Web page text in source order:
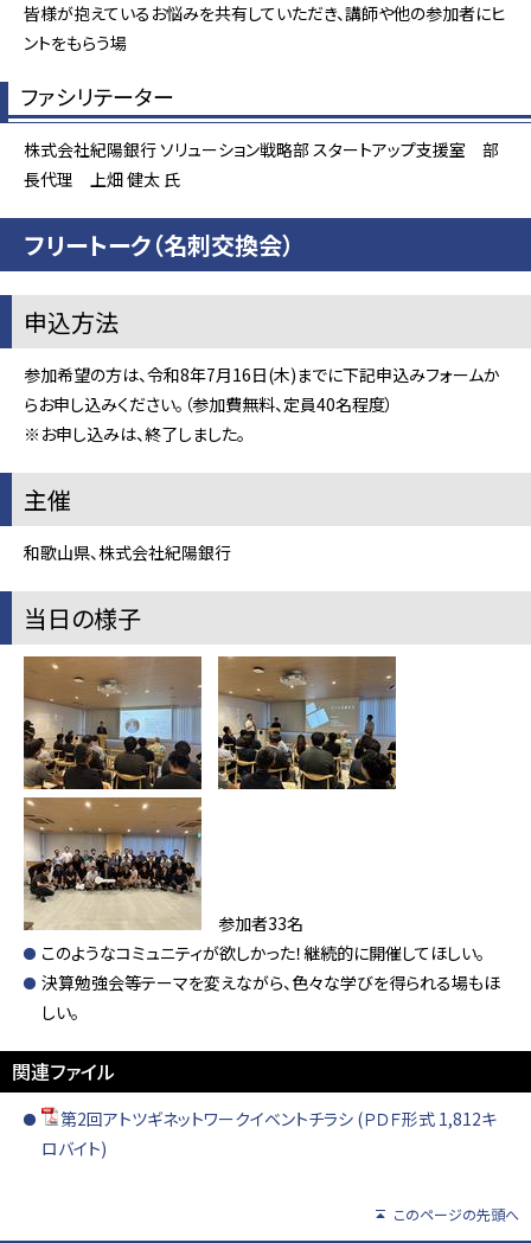
皆様が抱えているお悩みを共有していただき、講師や他の参加者にヒ
ントをもらう場
ファシリテーター
株式会社紀陽銀行 ソリューション戦略部 スタートアップ支援室 部
長代理 上畑 健太 氏
フリートーク（名刺交換会）
申込方法
参加希望の方は、令和8年7月16日(木)までに下記申込みフォームか
らお申し込みください。（参加費無料、定員40名程度）
※お申し込みは、終了しました。
主催
和歌山県、株式会社紀陽銀行
当日の様子
参加者33名
このようなコミュニティが欲しかった！継続的に開催してほしい。
決算勉強会等テーマを変えながら、色々な学びを得られる場もほ
しい。
関連ファイル
第2回アトツギネットワークイベントチラシ (ＰＤＦ形式 1,812キ
ロバイト)
このページの先頭へ